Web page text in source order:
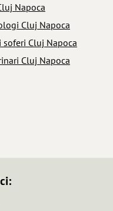
Napoca
Cluj Napoca
soferi Cluj Napoca
Cluj Napoca